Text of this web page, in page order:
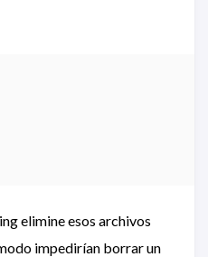
elimine esos archivos
impedirían borrar un